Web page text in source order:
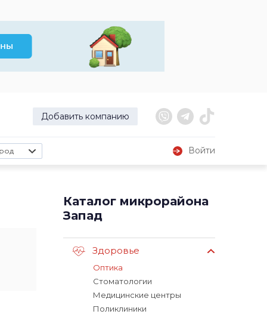
Добавить компанию
Войти
Каталог микрорайона
Запад
Здоровье
Оптика
Стоматологии
Медицинские центры
Поликлиники